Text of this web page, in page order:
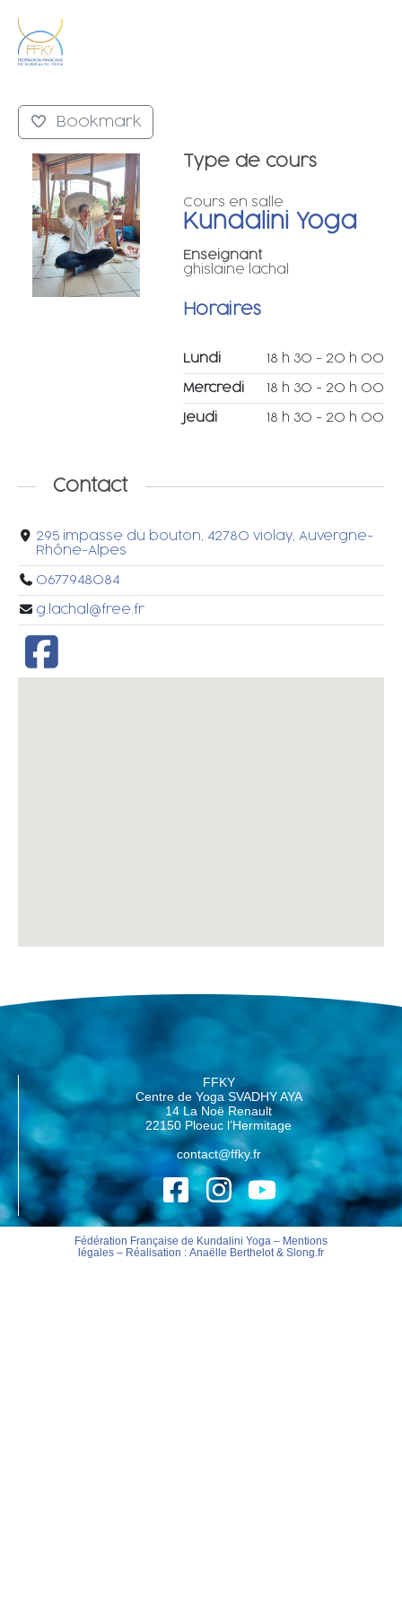
Bookmark
Type de cours
Cours en salle
Kundalini Yoga
Enseignant
ghislaine lachal
Horaires
Lundi 18 h 30 - 20 h 00
Mercredi 18 h 30 - 20 h 00
Jeudi 18 h 30 - 20 h 00
Contact
295 impasse du bouton, 42780 violay, Auvergne-
Rhône-Alpes
0677948084
g.lachal@free.fr
FFKY
Centre de Yoga SVADHY AYA
14 La Noë Renault
22150 Ploeuc l’Hermitage
contact@ffky.fr
Fédération Française de Kundalini Yoga – Mentions
légales– Réalisation : Anaëlle Berthelot& Slong.fr